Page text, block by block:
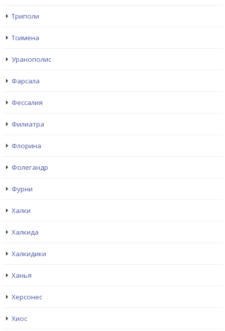
Триполи
Тсимена
Уранополис
Фарсала
Фессалия
Филиатра
Флорина
Фолегандр
Фурни
Халки
Халкида
Халкидики
Ханья
Херсонес
Хиос